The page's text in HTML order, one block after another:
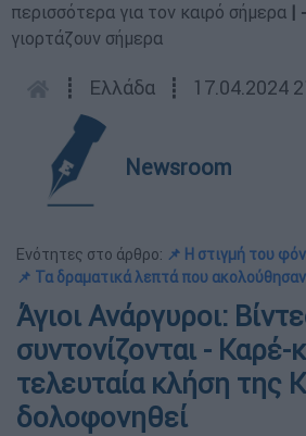
περισσότερα για τον καιρό σήμερα
γιορτάζουν σήμερα
┋ Ελλάδα ┋ 17.04.2024
Newsroom
Ενότητες στο άρθρο: 📌 Η στιγμή του
📌 Τα δραματικά λεπτά που ακολούθησαν
Άγιοι Ανάργυροι:
συντονίζονται - Καρέ-
τελευταία κλήση της
δολοφονηθεί